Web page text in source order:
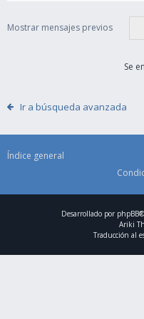
Mostrar mensajes previos
Se
Ir a búsqueda avanzada
Índice general
Desarrollado por phpBB
Ariki
Traducción al